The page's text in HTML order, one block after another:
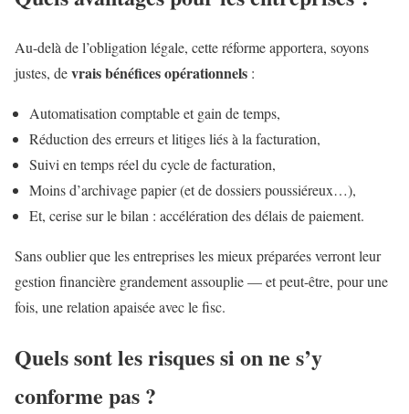
Au-delà de l’obligation légale, cette réforme apportera, soyons
justes, devrais bénéfices opérationnels :
Automatisation comptable et gain de temps,
Réduction des erreurs et litiges liés à la facturation,
Suivi en temps réel du cycle de facturation,
Moins d’archivage papier (et de dossiers poussiéreux…),
Et, cerise sur le bilan : accélération des délais de paiement.
Sans oublier que les entreprises les mieux préparées verront leur
gestion financière grandement assouplie — et peut-être, pour une
fois, une relation apaisée avec le fisc.
Quels sont les risques si on ne s’y
conforme pas ?